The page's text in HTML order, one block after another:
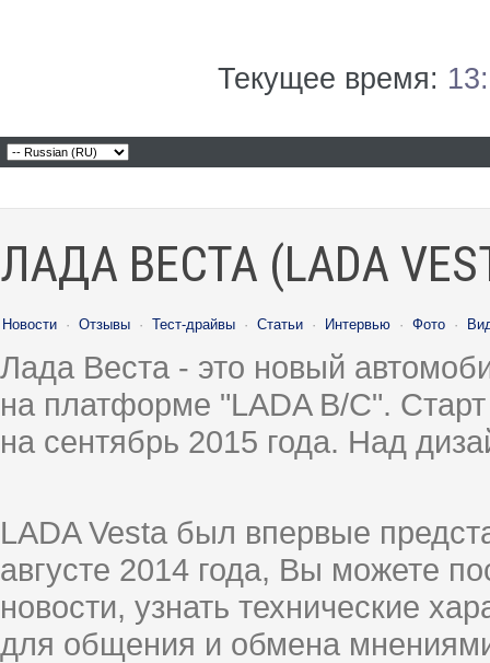
Текущее время:
ЛАДА ВЕСТА (LADA
Новости · Отзывы · Тест-драйвы · Статьи · Интервью · Фото ·
Лада Веста - это новый
на платформе "LADA B/C".
на сентябрь 2015 года. Над
LADA Vesta был впервые
августе 2014 года, Вы можете
новости, узнать технические
для общения и обмена